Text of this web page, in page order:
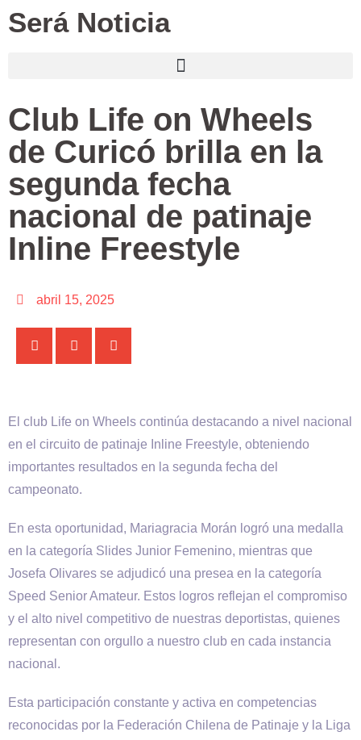
Será Noticia
Club Life on Wheels
de Curicó brilla en la
segunda fecha
nacional de patinaje
Inline Freestyle
abril 15, 2025
El club Life on Wheels continúa destacando a nivel nacional
en el circuito de patinaje Inline Freestyle, obteniendo
importantes resultados en la segunda fecha del
campeonato.
En esta oportunidad, Mariagracia Morán logró una medalla
en la categoría Slides Junior Femenino, mientras que
Josefa Olivares se adjudicó una presea en la categoría
Speed Senior Amateur. Estos logros reflejan el compromiso
y el alto nivel competitivo de nuestras deportistas, quienes
representan con orgullo a nuestro club en cada instancia
nacional.
Esta participación constante y activa en competencias
reconocidas por la Federación Chilena de Patinaje y la Liga